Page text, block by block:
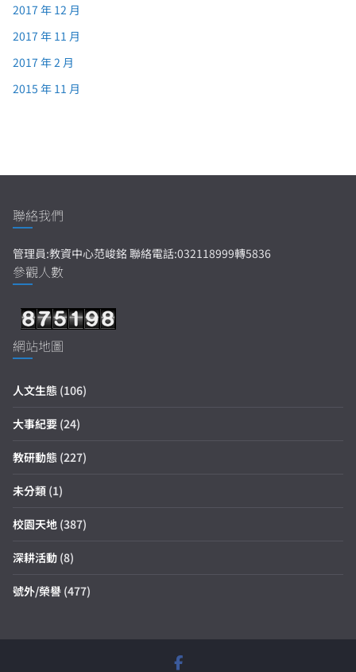
2017 年 12 月
2017 年 11 月
2017 年 2 月
2015 年 11 月
聯絡我們
管理員:教資中心范峻銘 聯絡電話:032118999轉5836
參觀人數
網站地圖
人文生態 (106)
大事紀要 (24)
教研動態 (227)
未分類 (1)
校園天地 (387)
深耕活動 (8)
號外/榮譽 (477)